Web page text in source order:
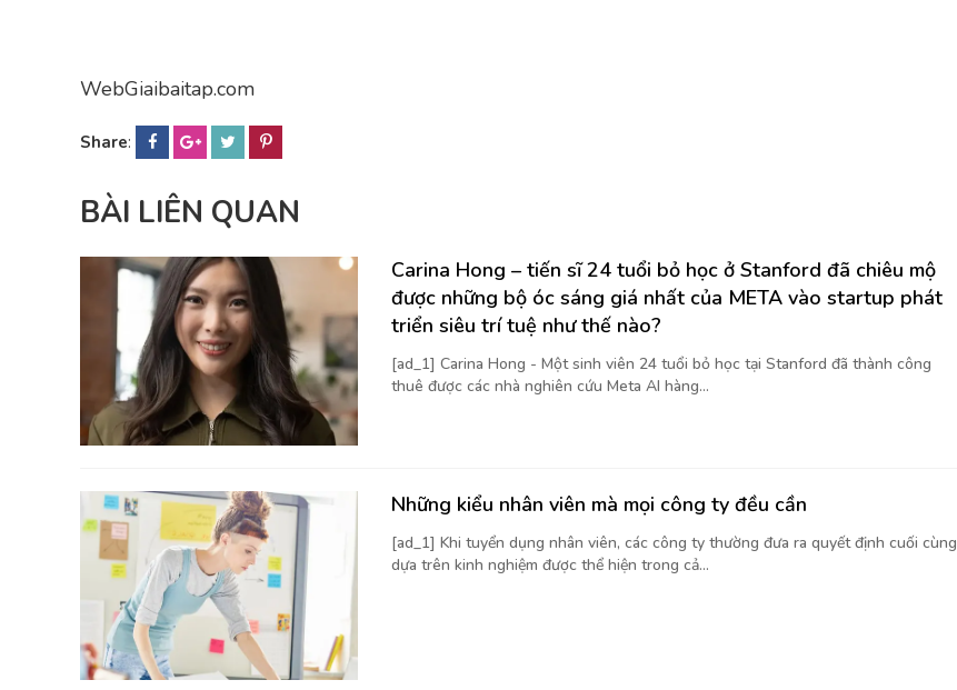
WebGiaibaitap.com
Share:
BÀI LIÊN QUAN
Carina Hong – tiến sĩ 24 tuổi bỏ học ở Stanford đã chiêu mộ
được những bộ óc sáng giá nhất của META vào startup phát
triển siêu trí tuệ như thế nào?
[ad_1] Carina Hong - Một sinh viên 24 tuổi bỏ học tại Stanford đã thành công
thuê được các nhà nghiên cứu Meta AI hàng...
Những kiểu nhân viên mà mọi công ty đều cần
[ad_1] Khi tuyển dụng nhân viên, các công ty thường đưa ra quyết định cuối cùng
dựa trên kinh nghiệm được thể hiện trong cả...